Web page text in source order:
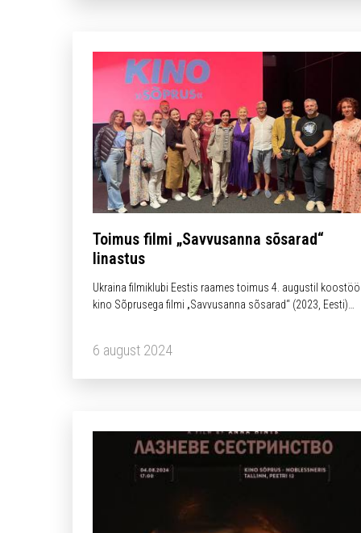
Toimus filmi „Savvusanna sõsarad“
linastus
Ukraina filmiklubi Eestis raames toimus 4. augustil
kino Sõprusega filmi „Savvusanna sõsarad“ (2023, Eesti)
6 august 2024